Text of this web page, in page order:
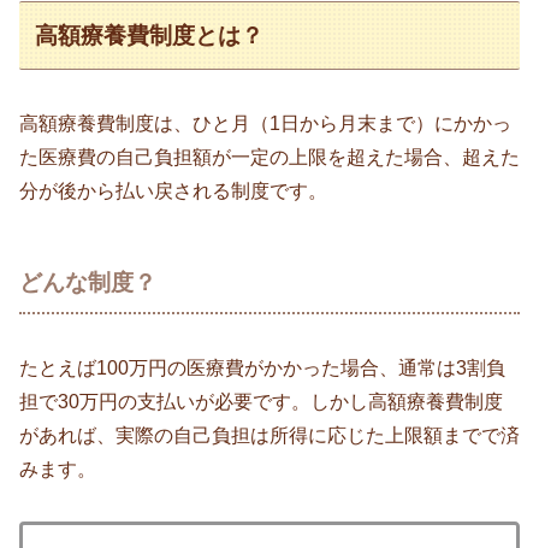
高額療養費制度とは？
高額療養費制度は、ひと月（1日から月末まで）にかかっ
た医療費の自己負担額が一定の上限を超えた場合、超えた
分が後から払い戻される制度です。
どんな制度？
たとえば100万円の医療費がかかった場合、通常は3割負
担で30万円の支払いが必要です。しかし高額療養費制度
があれば、実際の自己負担は所得に応じた上限額までで済
みます。